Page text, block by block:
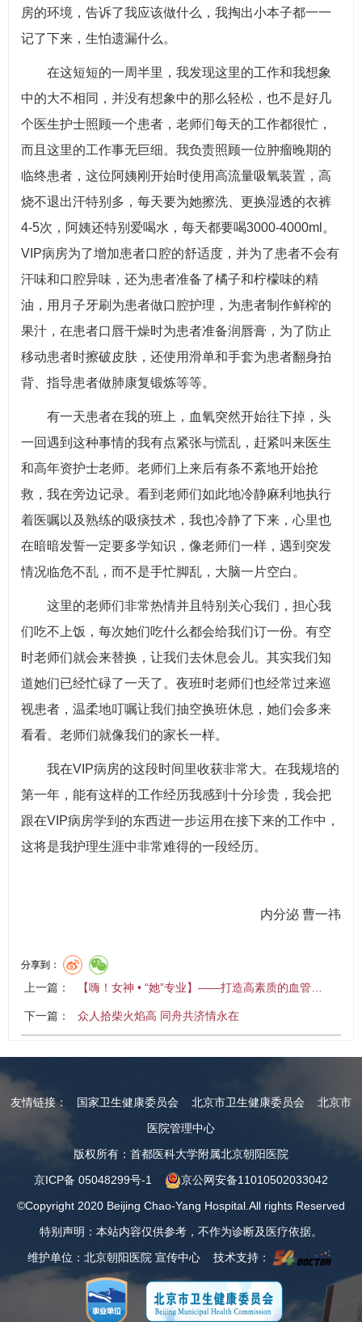
房的环境，告诉了我应该做什么，我掏出小本子都一一
记了下来，生怕遗漏什么。
在这短短的一周半里，我发现这里的工作和我想象
中的大不相同，并没有想象中的那么轻松，也不是好几
个医生护士照顾一个患者，老师们每天的工作都很忙，
而且这里的工作事无巨细。我负责照顾一位肿瘤晚期的
临终患者，这位阿姨刚开始时使用高流量吸氧装置，高
烧不退出汗特别多，每天要为她擦洗、更换湿透的衣裤
4-5次，阿姨还特别爱喝水，每天都要喝3000-4000ml。
VIP病房为了增加患者口腔的舒适度，并为了患者不会有
汗味和口腔异味，还为患者准备了橘子和柠檬味的精
油，用月子牙刷为患者做口腔护理，为患者制作鲜榨的
果汁，在患者口唇干燥时为患者准备润唇膏，为了防止
移动患者时擦破皮肤，还使用滑单和手套为患者翻身拍
背、指导患者做肺康复锻炼等等。
有一天患者在我的班上，血氧突然开始往下掉，头
一回遇到这种事情的我有点紧张与慌乱，赶紧叫来医生
和高年资护士老师。老师们上来后有条不紊地开始抢
救，我在旁边记录。看到老师们如此地冷静麻利地执行
着医嘱以及熟练的吸痰技术，我也冷静了下来，心里也
在暗暗发誓一定要多学知识，像老师们一样，遇到突发
情况临危不乱，而不是手忙脚乱，大脑一片空白。
这里的老师们非常热情并且特别关心我们，担心我
们吃不上饭，每次她们吃什么都会给我们订一份。有空
时老师们就会来替换，让我们去休息会儿。其实我们知
道她们已经忙碌了一天了。夜班时老师们也经常过来巡
视患者，温柔地叮嘱让我们抽空换班休息，她们会多来
看看。老师们就像我们的家长一样。
我在VIP病房的这段时间里收获非常大。在我规培的
第一年，能有这样的工作经历我感到十分珍贵，我会把
跟在VIP病房学到的东西进一步运用在接下来的工作中，
这将是我护理生涯中非常难得的一段经历。
内分泌 曹一祎
分享到：
上一篇： 【嗨！女神 • “她”专业】——打造高素质的血管…
下一篇： 众人拾柴火焰高 同舟共济情永在
友情链接： 国家卫生健康委员会 北京市卫生健康委员会
北京市
医院管理中心
版权所有：首都医科大学附属北京朝阳医院
京ICP备 05048299号-1
京公网安备11010502033042
©Copyright 2020 Beijing Chao-Yang Hospital.All rights Reserved
特别声明：本站内容仅供参考，不作为诊断及医疗依据。
维护单位：北京朝阳医院 宣传中心 技术支持：